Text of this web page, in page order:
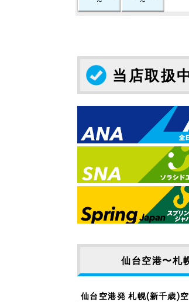
当店取扱
仙台空港〜札
仙台空港発 札幌(新千歳)